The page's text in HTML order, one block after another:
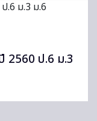
2560 ป.6 ม.3